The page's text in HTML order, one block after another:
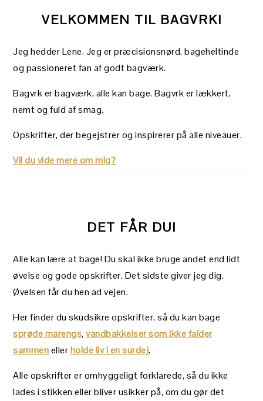
VELKOMMEN TIL BAGVRK!
Jeg hedder Lene. Jeg er præcisionsnørd, bageheltinde
og passioneret fan af godt bagværk.
Bagvrk er bagværk, alle kan bage. Bagvrk er lækkert,
nemt og fuld af smag.
Opskrifter, der begejstrer og inspirerer på alle niveauer.
Vil du vide mere om mig?
DET FÅR DU!
Alle kan lære at bage! Du skal ikke bruge andet end lidt
øvelse og gode opskrifter. Det sidste giver jeg dig.
Øvelsen får du hen ad vejen.
Her finder du skudsikre opskrifter, så du kan bage
sprøde marengs,vandbakkelser som ikke falder
sammenellerholde liv i en surdej.
Alle opskrifter er omhyggeligt forklarede, så du ikke
lades i stikken eller bliver usikker på, om du gør det